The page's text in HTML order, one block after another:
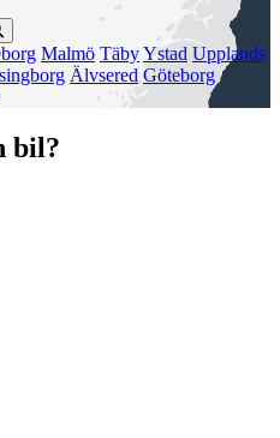
Malmö TäbyYstad Upplands
Älvsered Göteborg
bil?